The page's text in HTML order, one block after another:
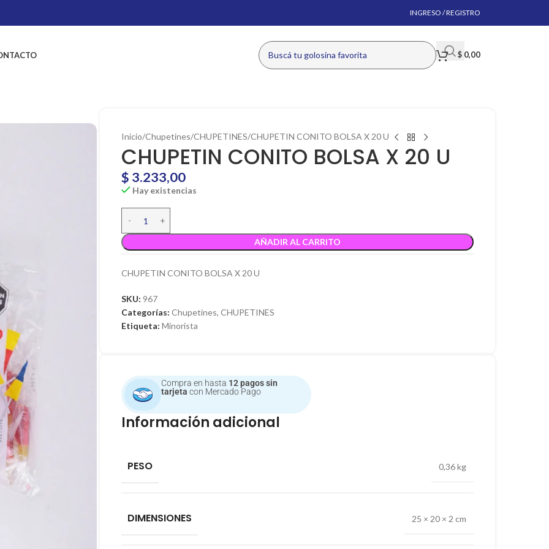
INGRESO / REGISTRO
$ 0,00
Inicio Chupetines CHUPETINES CHUPETIN CONITO BOLSA X 20 U
CHUPETIN CONITO BOLSA X 20 U
$ 3.233,00
Hay existencias
AÑADIR AL CARRITO
CHUPETIN CONITO BOLSA X 20 U
SKU: 967
Categorías: Chupetines, CHUPETINES
Etiqueta: Minorista
Compra en hasta 12 pagos sin
tarjeta con Mercado Pago
Información adicional
PESO 0,36 kg
DIMENSIONES 25 × 20 × 2 cm